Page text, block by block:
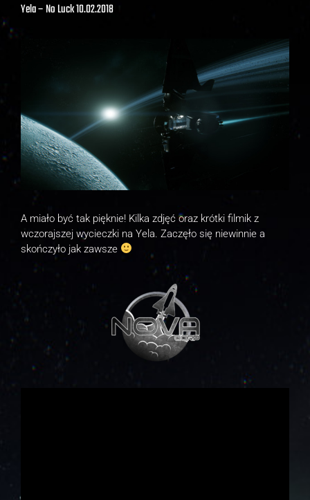
Yela – No Luck 10.02.2018
A miało być tak pięknie! Kilka zdjęć oraz krótki filmik z
wczorajszej wycieczki na Yela. Zaczęło się niewinnie a
skończyło jak zawsze